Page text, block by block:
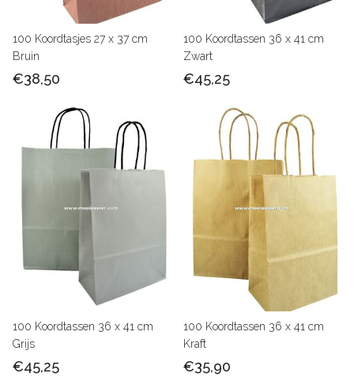
100 Koordtasjes 27 x 37 cm
Bruin
€38,50
100 Koordtassen 36 x 41 cm
Zwart
€45,25
100 Koordtassen 36 x 41 cm
Grijs
€45,25
100 Koordtassen 36 x 41 cm
Kraft
€35,90